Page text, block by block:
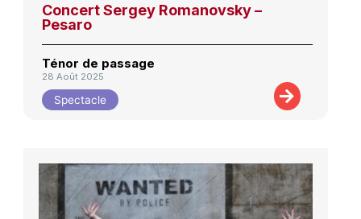
Concert Sergey Romanovsky –
Pesaro
Ténor de passage
28 Août 2025
Spectacle